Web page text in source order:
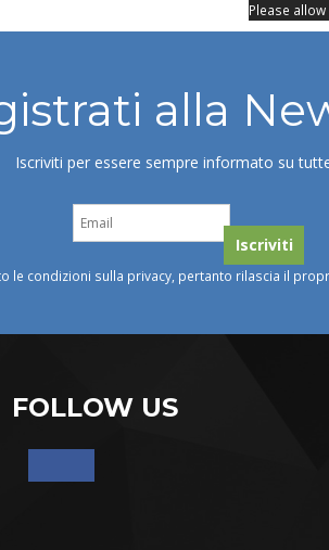
Please
alla
Iscriviti per essere sempre informato su
le condizioni sulla privacy, pertanto rilascia il
FOLLOW US